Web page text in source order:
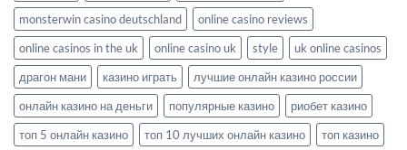
monsterwin casino deutschland
online casino reviews
online casinos in the uk
online casino uk style
uk online casinos
драгон мани
казино играть
лучшие онлайн казино россии
онлайн казино на деньги
популярные казино
риобет казино
топ 5 онлайн казино
топ 10 лучших онлайн казино топ казино